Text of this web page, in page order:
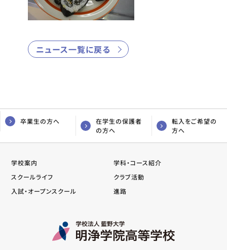
ニュース一覧に戻る
卒業生の方へ
在学生の保護者
の方へ
転入をご希望の
方へ
学校案内
学科・コース紹介
スクールライフ
クラブ活動
入試・オープンスクール
進路